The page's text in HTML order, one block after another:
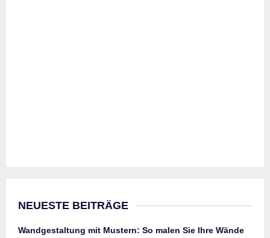
NEUESTE BEITRÄGE
Wandgestaltung mit Mustern: So malen Sie Ihre Wände